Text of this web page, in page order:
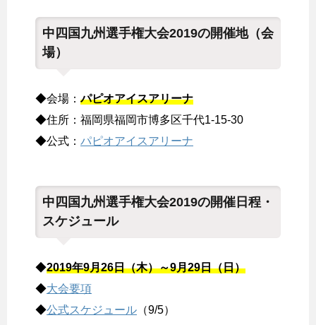
中四国九州選手権大会2019の開催地（会
場）
◆会場：パピオアイスアリーナ
◆住所：福岡県福岡市博多区千代1-15-30
◆公式： パピオアイスアリーナ
中四国九州選手権大会2019の開催日程・
スケジュール
◆2019年9月26日（木）～9月29日（日）
◆大会要項
◆公式スケジュール （9/5）